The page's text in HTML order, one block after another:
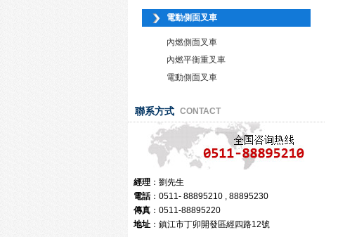
電動側面叉車
內燃側面叉車
內燃平衡重叉車
電動側面叉車
聯系方式 CONTACT
經理 ：劉先生
電話：0511- 88895210 , 88895230
傳真 ：0511-88895220
地址 ：鎮江市丁卯開發區經四路12號